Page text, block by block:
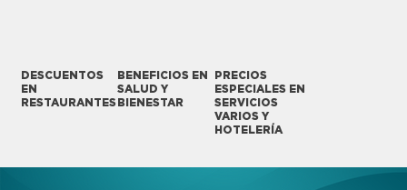
DESCUENTOS
EN
RESTAURANTES
BENEFICIOS EN
SALUD Y
BIENESTAR
PRECIOS
ESPECIALES EN
SERVICIOS
VARIOS Y
HOTELERÍA